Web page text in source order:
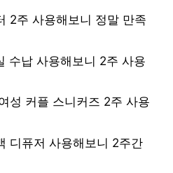
2주 사용해보니 정말 만족
수납 사용해보니 2주 사용
성 커플 스니커즈 2주 사용
디퓨저 사용해보니 2주간